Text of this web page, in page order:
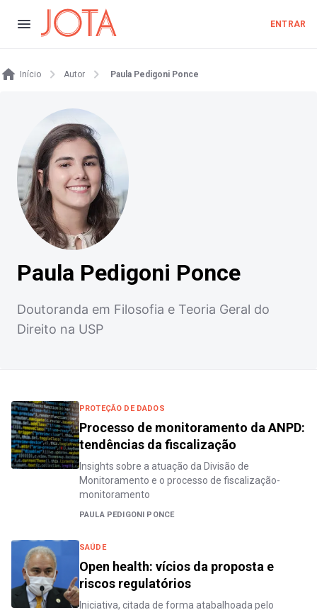
ENTRAR
Início Autor Paula Pedigoni Ponce
Paula Pedigoni Ponce
Doutoranda em Filosofia e Teoria Geral do
Direito na USP
PROTEÇÃO DE DADOS
Processo de monitoramento da ANPD:
tendências da fiscalização
Insights sobre a atuação da Divisão de
Monitoramento e o processo de fiscalização-
monitoramento
PAULA PEDIGONI PONCE
SAÚDE
Open health: vícios da proposta e
riscos regulatórios
Iniciativa, citada de forma atabalhoada pelo